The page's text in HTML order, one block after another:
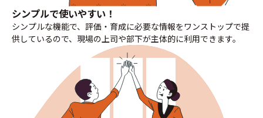
シンプルで使いやすい！
シンプルな機能で、評価・育成に必要な情報をワンストップで提
供しているので、現場の上司や部下が主体的に利用できます。